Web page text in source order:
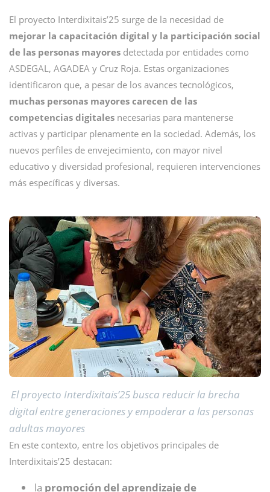
El proyecto Interdixitais’25 surge de la necesidad de
mejorar la capacitación digital y la participación social
de las personas mayores detectada por entidades como
ASDEGAL, AGADEA y Cruz Roja. Estas organizaciones
identificaron que, a pesar de los avances tecnológicos,
muchas personas mayores carecen de las
competencias digitales necesarias para mantenerse
activas y participar plenamente en la sociedad. Además, los
nuevos perfiles de envejecimiento, con mayor nivel
educativo y diversidad profesional, requieren intervenciones
más específicas y diversas.
El proyecto Interdixitais’25 busca reducir la brecha
digital entre generaciones y empoderar a las personas
adultas mayores
En este contexto, entre los objetivos principales de
Interdixitais’25 destacan:
la promoción del aprendizaje de